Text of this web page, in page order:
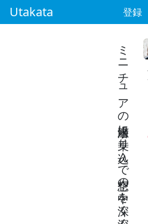
Utakata 登録
ミニチュアの潜水艦に乗り込んで空想の中を深く深く